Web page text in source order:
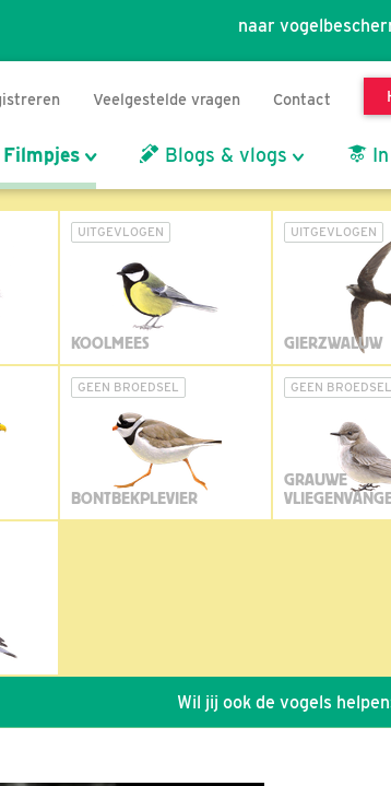
naar
Veelgestelde vragen Contact
Filmpjes Blogs & vlogs
UITGEVLOGEN
KOOLMEES
UITGEVLOGEN
GIERZWALUW
GEEN BROEDSEL
BONTBEKPLEVIER
GEEN BROEDSEL
GRAUWE
Wil jij ook de vogels helpen: dat